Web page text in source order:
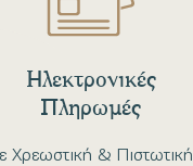
Χρεωστική & Πιστωτική
Ηλεκτρονικές
Πληρωμές